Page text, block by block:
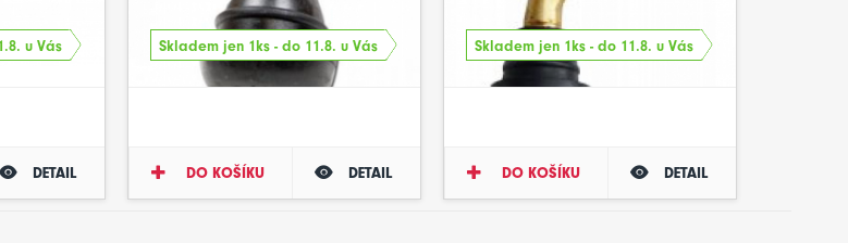
u Vás
DETAIL
Skladem jen 1ks - do 11.8. u Vás
DO KOŠÍKU DETAIL
Skladem jen 1ks - do 11.8. u Vás
DO KOŠÍKU DETAIL